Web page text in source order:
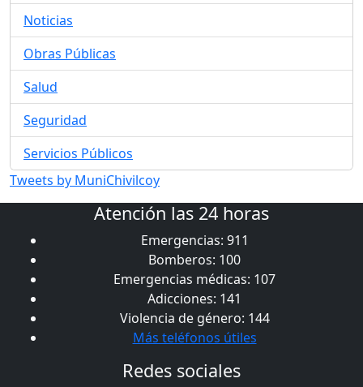
Noticias
Obras Públicas
Salud
Seguridad
Servicios Públicos
Tweets by MuniChivilcoy
Atención las 24 horas
Emergencias: 911
Bomberos: 100
Emergencias médicas: 107
Adicciones: 141
Violencia de género: 144
Más teléfonos útiles
Redes sociales